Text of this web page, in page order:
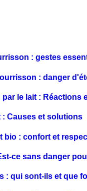
: gestes
: danger
le lait : Réactions
Causes et solutions
bio : confort et
ce sans danger
: qui sont-ils et que